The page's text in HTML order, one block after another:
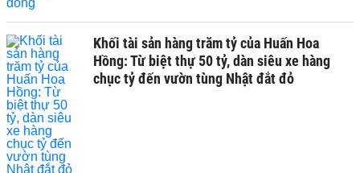
Khối tài sản hàng trăm tỷ của Huấn Hoa
Hồng: Từ biệt thự 50 tỷ, dàn siêu xe hàng
chục tỷ đến vườn tùng Nhật đắt đỏ